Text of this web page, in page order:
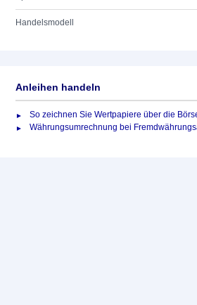
Handelsmodell
Anleihen handeln
So zeichnen Sie Wertpapiere über die
Währungsumrechnung bei